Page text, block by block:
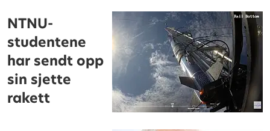
NTNU-
studentene
har sendt opp
sin sjette
rakett